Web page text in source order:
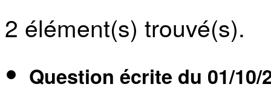
2 élément(s) trouvé(s).
Question écrite du 01/10/